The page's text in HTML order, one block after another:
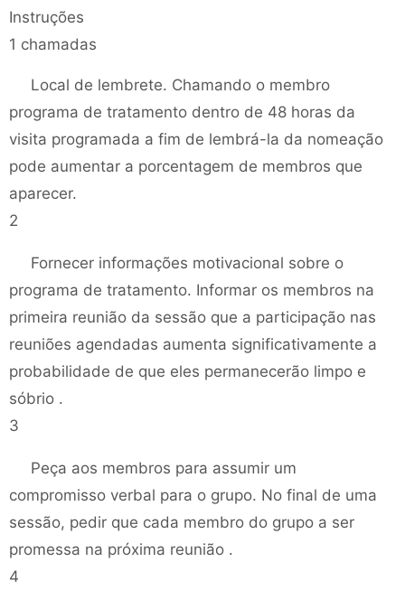
Instruções
1 chamadas
Local de lembrete. Chamando o membro
programa de tratamento dentro de 48 horas da
visita programada a fim de lembrá-la da nomeação
pode aumentar a porcentagem de membros que
aparecer.
2
Fornecer informações motivacional sobre o
programa de tratamento. Informar os membros na
primeira reunião da sessão que a participação nas
reuniões agendadas aumenta significativamente a
probabilidade de que eles permanecerão limpo e
sóbrio .
3
Peça aos membros para assumir um
compromisso verbal para o grupo. No final de uma
sessão, pedir que cada membro do grupo a ser
promessa na próxima reunião .
4